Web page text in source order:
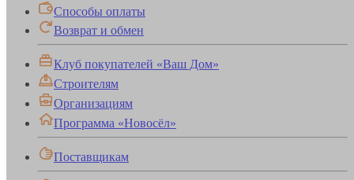
Способы оплаты
Возврат и обмен
Клуб покупателей «Ваш Дом»
Строителям
Организациям
Программа «Новосёл»
Поставщикам